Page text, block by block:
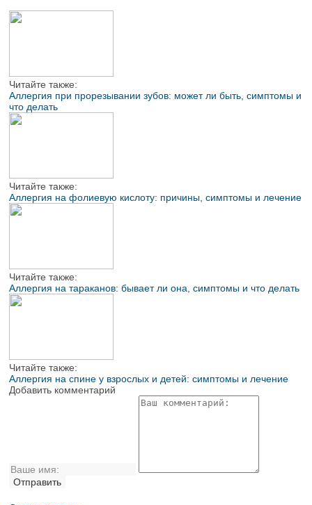
Читайте также:
Аллергия при прорезывании зубов: может ли быть, симптомы и
что делать
Читайте также:
Аллергия на фолиевую кислоту: причины, симптомы и лечение
Читайте также:
Аллергия на тараканов: бывает ли она, симптомы и что делать
Читайте также:
Аллергия на спине у взрослых и детей: симптомы и лечение
Добавить комментарий